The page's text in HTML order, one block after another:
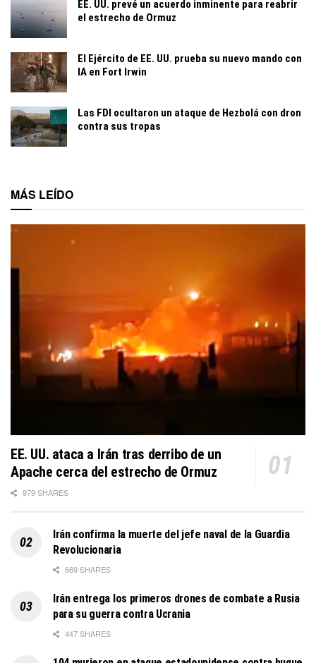
EE. UU. prevé un acuerdo inminente para reabrir
el estrecho de Ormuz
El Ejército de EE. UU. prueba su nuevo mando con
IA en Fort Irwin
Las FDI ocultaron un ataque de Hezbolá con dron
contra sus tropas
MÁS LEÍDO
EE. UU. ataca a Irán tras derribo de un
Apache cerca del estrecho de Ormuz
979 SHARES
Irán confirma la muerte del jefe naval de la Guardia
Revolucionaria
669 SHARES
Irán entrega los primeros drones de combate a Rusia
para su guerra contra Ucrania
447 SHARES